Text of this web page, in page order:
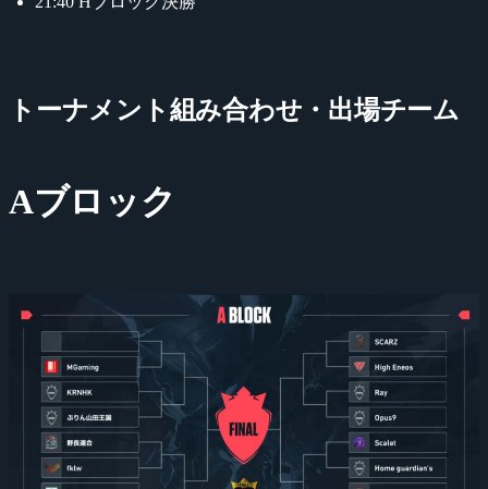
トーナメント組み合わせ・出場チーム
Aブロック